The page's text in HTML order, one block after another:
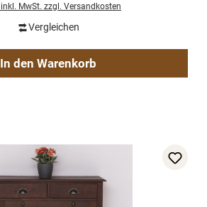
inkl. MwSt. zzgl. Versandkosten
Vergleichen
In den Warenkorb